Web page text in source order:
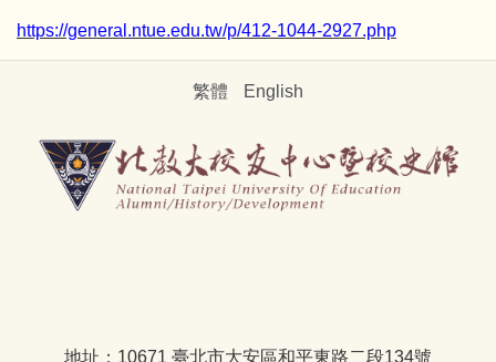
https://general.ntue.edu.tw/p/412-1044-2927.php
繁體 English
地址：10671 臺北市大安區和平東路二段134號